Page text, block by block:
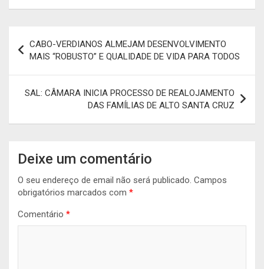
de
artigos
CABO-VERDIANOS ALMEJAM DESENVOLVIMENTO
MAIS “ROBUSTO” E QUALIDADE DE VIDA PARA TODOS
SAL: CÂMARA INICIA PROCESSO DE REALOJAMENTO
DAS FAMÍLIAS DE ALTO SANTA CRUZ
Deixe um comentário
O seu endereço de email não será publicado. Campos
obrigatórios marcados com *
Comentário *